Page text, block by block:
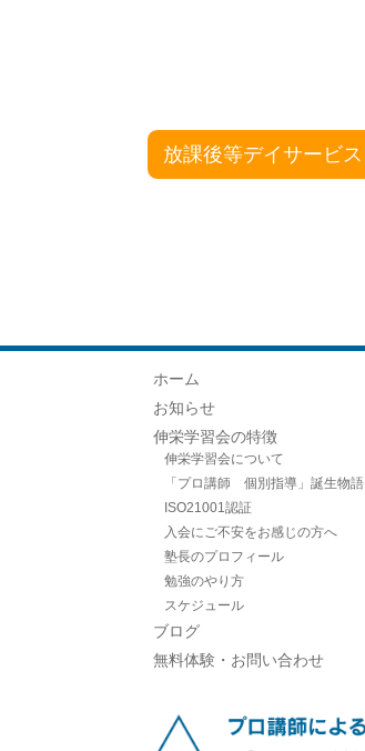
放課後等デイサービス
ホーム
お知らせ
伸栄学習会の特徴
伸栄学習会について
「プロ講師 個別指導」誕生物語
ISO21001認証
入会にご不安をお感じの方へ
塾長のプロフィール
勉強のやり方
スケジュール
ブログ
無料体験・お問い合わせ